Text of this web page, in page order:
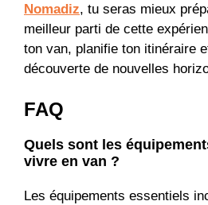
Nomadiz, tu seras mieux
meilleur parti de cette
ton van, planifie ton itinéraire
découverte de nouvelles
FAQ
Quels sont les
vivre en van ?
Les équipements essentiels